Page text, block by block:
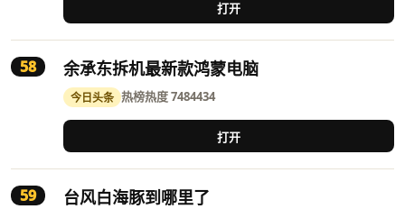
打开
58 余承东拆机最新款鸿蒙电脑
今日头条 热榜热度 7484434
打开
59 台风白海豚到哪里了